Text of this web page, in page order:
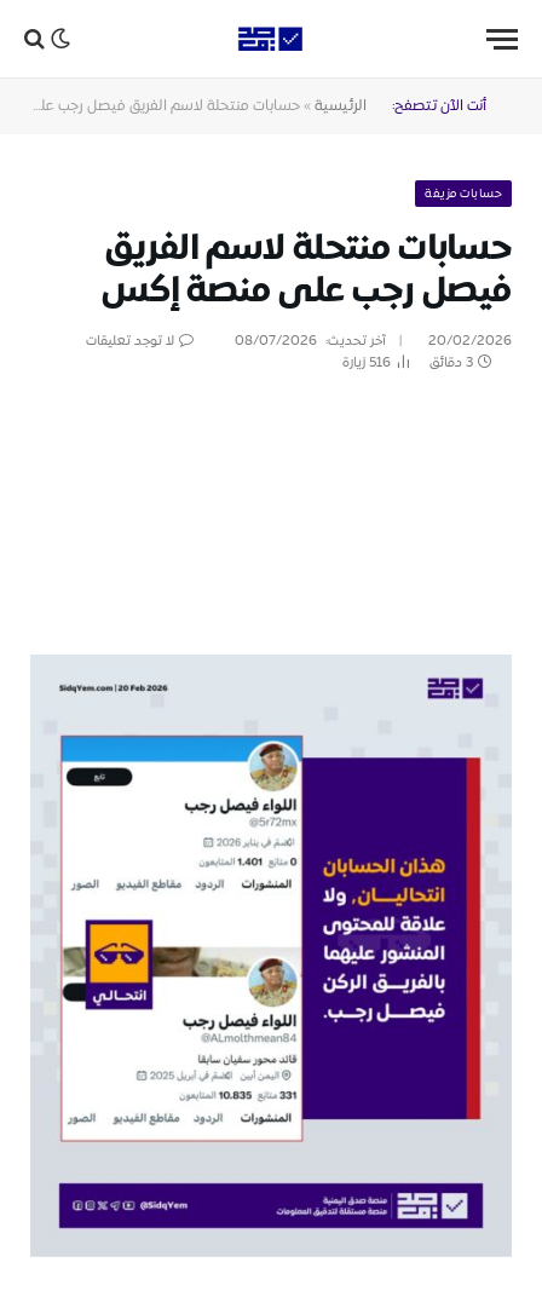
أنت الآن تتصفح: الرئيسية » حسابات منتحلة لاسم الفريق فيصل رجب على منصة إكس
حسابات مزيفة
حسابات منتحلة لاسم الفريق
فيصل رجب على منصة إكس
20/02/2026 آخر تحديث: 08/07/2026
لا توجد تعليقات
3 دقائق
516زيارة